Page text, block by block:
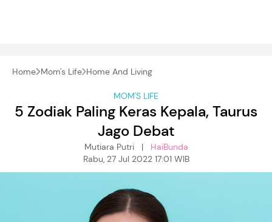
Home Mom's Life Home And Living
MOM'S LIFE
5 Zodiak Paling Keras Kepala, Taurus
Jago Debat
Mutiara Putri | HaiBunda
Rabu, 27 Jul 2022 17:01 WIB